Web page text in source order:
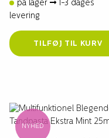
på lager
1-3 dages
levering
TILFØJ TIL KURV
NYHED